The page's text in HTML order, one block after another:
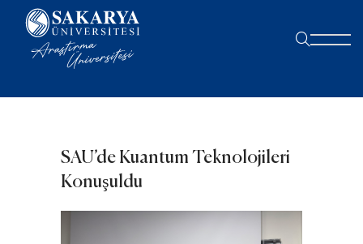
SAU’de Kuantum Teknolojileri
Konuşuldu